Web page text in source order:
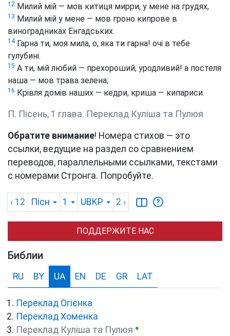
12 Милий мій — мов китиця мирри, у мене на грудях,
13 Милий мій у мене — мов гроно кипрове в
виноградниках Енгадських.
14Гарна ти, моя мила, о, яка ти гарна! очі в тебе
гулубині.
15 А ти, мій любий — прехороший, уродливий! а постеля
наша — мов трава зелена;
16 Крівля домів наших — кедри, криша — кипариси.
П. Пісень, 1 глава. Переклад Куліша та Пулюя
Обратите внимание! Номера стихов — это
ссылки, ведущие на раздел со сравнением
переводов, параллельными ссылками, текстами
с номерами Стронга. Попробуйте.
‹ 12 Пісн 1 UBKP 2 ›
ПОДДЕРЖИТЕ НАС
Библии
RU BY UA EN DE GR LAT
Переклад Огієнка
Переклад Хоменка
Переклад Куліша та Пулюя ●